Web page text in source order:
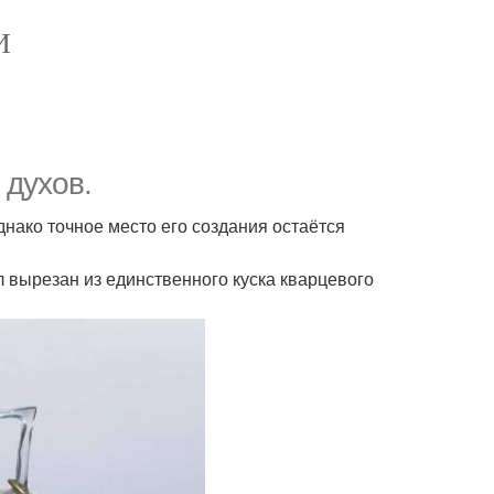
точное место его создания остаётся
из единственного куска кварцевого